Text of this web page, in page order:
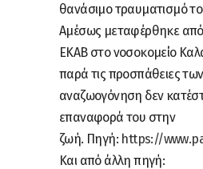
θανάσιμο τραυματισμό
Αμέσως μεταφέρθηκε
ΕΚΑΒ στο νοσοκομείο
παρά τις προσπάθειες
αναζωογόνηση δεν
επαναφορά του στην
ζωή. Πηγή: https://
Και από άλλη πηγή: